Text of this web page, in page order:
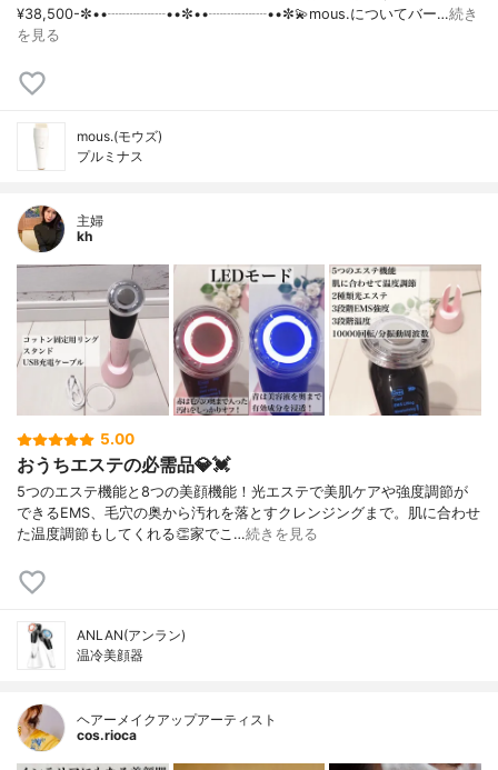
¥38,500- ✼••┈┈┈┈••✼••┈┈┈┈••✼💫mous.についてバー…続き
を見る
mous.(モウズ)
プルミナス
主婦
kh
5.00
おうちエステの必需品💎💓
5つのエステ機能と8つの美顔機能！光エステで美肌ケアや強度調節が
できるEMS、毛穴の奥から汚れを落とすクレンジングまで。肌に合わせ
た温度調節もしてくれる👏家でこ…続きを見る
ANLAN(アンラン)
温冷美顔器
ヘアーメイクアップアーティスト
cos.rioca